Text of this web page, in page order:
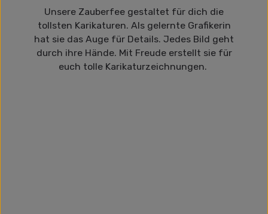
Unsere Zauberfee gestaltet für dich die
tollsten Karikaturen. Als gelernte Grafikerin
hat sie das Auge für Details. Jedes Bild geht
durch ihre Hände. Mit Freude erstellt sie für
euch tolle Karikaturzeichnungen.